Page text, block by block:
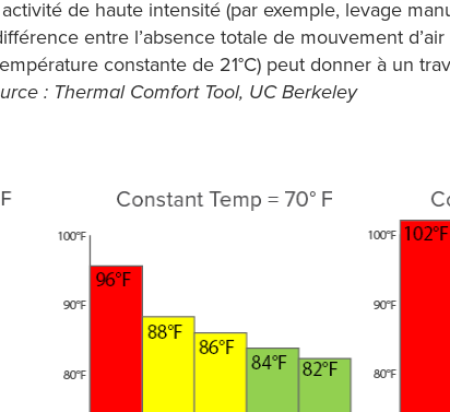
de haute intensité (par exemple, levage
entre l’absence totale de mouvement
constante de 21°C) peut donner à un
: Thermal Comfort Tool, UC Berkeley